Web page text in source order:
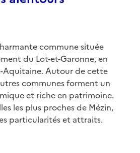
commune située
du Lot-et-Garonne, en
Aquitaine. Autour de cette
communes forment un
et riche en patrimoine.
les plus proches de Mézin,
particularités et attraits.